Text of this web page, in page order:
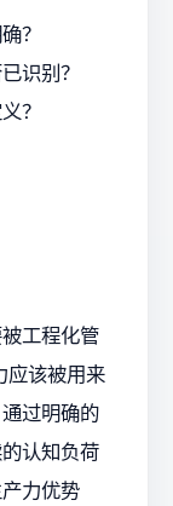
？
识别？
？
工程化管
应该被用来
过明确的
认知负荷
力优势